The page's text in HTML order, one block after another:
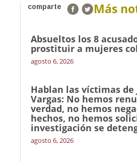
comparte Más
Absueltos los 8
prostituir a mujeres
agosto 6, 2026
Hablan las víctimas de
Vargas: No hemos
verdad, no hemos
hechos, no hemos
investigación se
agosto 6, 2026